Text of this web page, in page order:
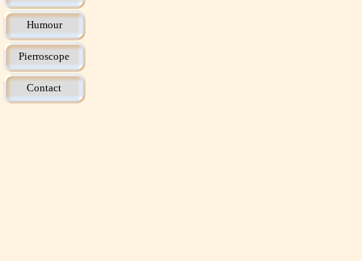
Humour
Pierroscope
Contact